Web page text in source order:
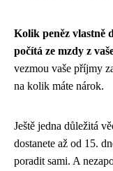
Kolik peněz vlastně
počítá ze mzdy z
vezmou vaše příjmy
na kolik máte nárok.
Ještě jedna důležitá
dostanete až od 15.
poradit sami. A